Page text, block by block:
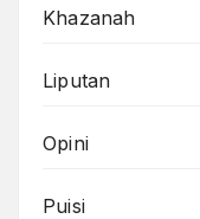
Khazanah
Liputan
Opini
Puisi